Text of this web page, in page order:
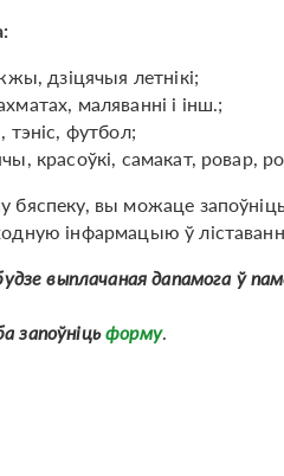
дзіцячыя летнікі;
маляванні і інш.;
футбол;
красоўкі, самакат, ровар,
бяспеку, вы можаце
інфармацыю ў
выплачаная дапамога ў
запоўніцьформу.